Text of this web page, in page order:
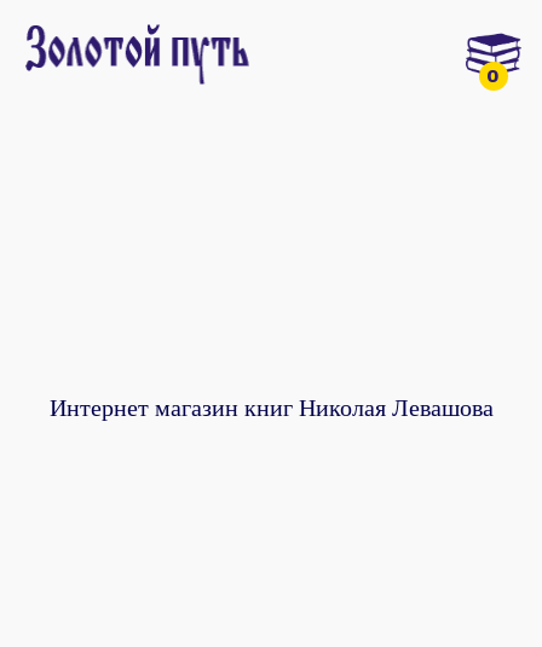
0
Интернет магазин книг Николая Левашова